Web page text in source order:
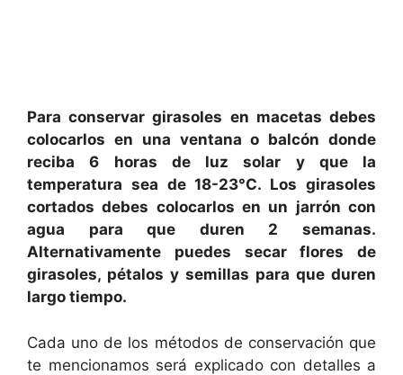
Para conservar girasoles en macetas debes
colocarlos en una ventana o balcón donde
reciba 6 horas de luz solar y que la
temperatura sea de 18-23°C. Los girasoles
cortados debes colocarlos en un jarrón con
agua para que duren 2 semanas.
Alternativamente puedes secar flores de
girasoles, pétalos y semillas para que duren
largo tiempo.
Cada uno de los métodos de conservación que
te mencionamos será explicado con detalles a